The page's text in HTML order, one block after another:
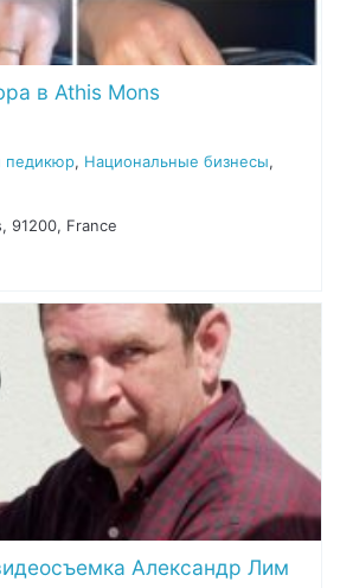
в Athis Mons
педикюр, Национальные бизнесы,
91200, France
Александр Лим